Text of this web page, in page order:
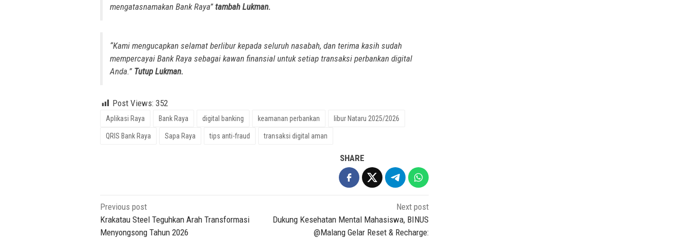
mengatasnamakan Bank Raya” tambah Lukman.
“Kami mengucapkan selamat berlibur kepada seluruh nasabah, dan terima kasih sudah
mempercayai Bank Raya sebagai kawan finansial untuk setiap transaksi perbankan digital
Anda.” Tutup Lukman.
Post Views: 352
Aplikasi Raya Bank Raya digital banking keamanan perbankan libur Nataru 2025/2026
QRIS Bank Raya Sapa Raya tips anti-fraud transaksi digital aman
SHARE
Post
navigation
Previous post
Krakatau Steel Teguhkan Arah Transformasi
Menyongsong Tahun 2026
Next post
Dukung Kesehatan Mental Mahasiswa, BINUS
@Malang Gelar Reset & Recharge: